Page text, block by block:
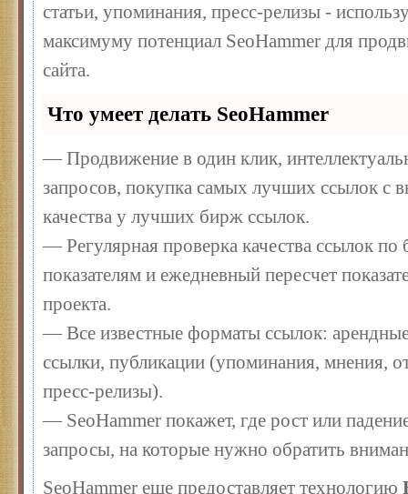
статьи, упоминания, пресс-релизы -
максимуму потенциал SeoHammer для
сайта.
Что умеет делать SeoHammer
— Продвижение в один клик,
запросов, покупка самых лучших ссылок с
качества у лучших бирж ссылок.
— Регулярная проверка качества ссылок по
показателям и ежедневный пересчет
проекта.
— Все известные форматы ссылок:
ссылки, публикации (упоминания, мнения,
пресс-релизы).
— SeoHammer покажет, где рост или
запросы, на которые нужно обратить
SeoHammer еще предоставляет технологию